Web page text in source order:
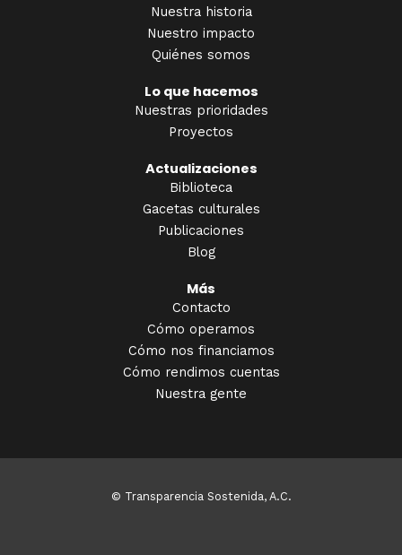
Nuestra historia
Nuestro impacto
Quiénes somos
Lo que hacemos
Nuestras prioridades
Proyectos
Actualizaciones
Biblioteca
Gacetas culturales
Publicaciones
Blog
Más
Contacto
Cómo operamos
Cómo nos financiamos
Cómo rendimos cuentas
Nuestra gente
© Transparencia Sostenida, A.C.